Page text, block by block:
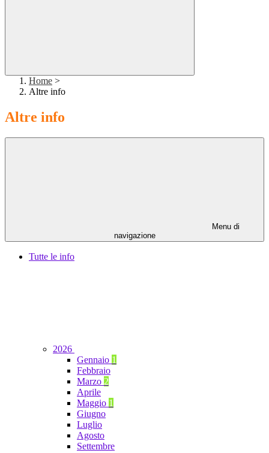
Home >
Altre info
Altre info
Menu di
navigazione
Tutte le info
2026
Gennaio 1
Febbraio
Marzo 2
Aprile
Maggio 1
Giugno
Luglio
Agosto
Settembre